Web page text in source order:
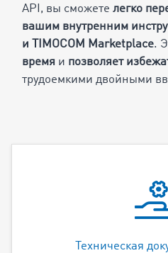
API, вы сможете легко
вашим внутренним
и TIMOCOM Marketplace.
время и позволяет
трудоемкими двойными
Техническая